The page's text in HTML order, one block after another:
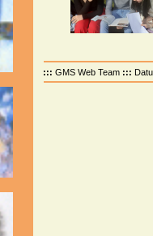
:::GMS Web Team :::